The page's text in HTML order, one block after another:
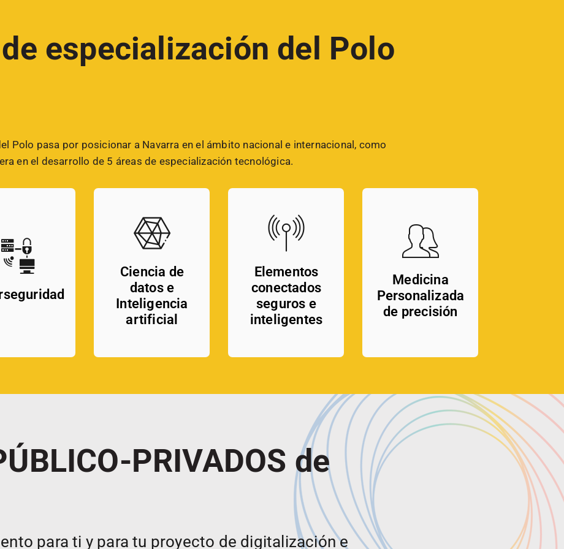
especialización del Polo
Polo pasa por posicionar a Navarra en el ámbito nacional e internacional, como
en el desarrollo de 5 áreas de especialización tecnológica.
Ciencia de
datos e
Inteligencia
artificial
Elementos
conectados
seguros e
inteligentes
Medicina
Personalizada
de precisión
PRIVADOS de
para ti y para tu proyecto de digitalización e